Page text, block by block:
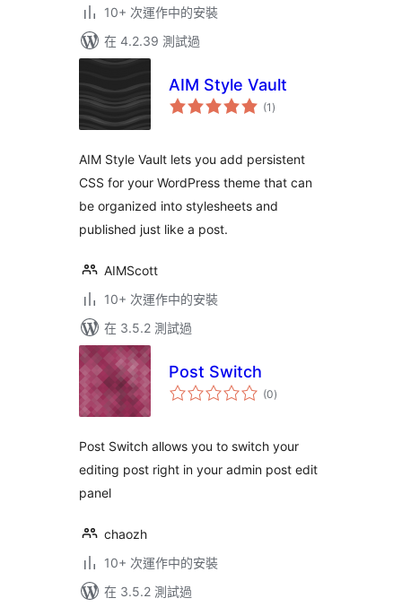
10+ 次運作中的安裝
在 4.2.39 測試過
AIM Style Vault
(1 總
評)
AIM Style Vault lets you add persistent
CSS for your WordPress theme that can
be organized into stylesheets and
published just like a post.
AIMScott
10+ 次運作中的安裝
在 3.5.2 測試過
Post Switch
(0總
評)
Post Switch allows you to switch your
editing post right in your admin post edit
panel
chaozh
10+ 次運作中的安裝
在 3.5.2 測試過